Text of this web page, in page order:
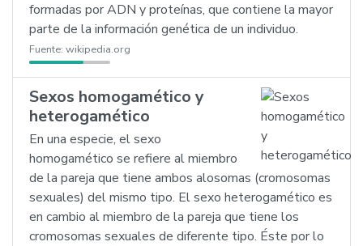
formadas por ADN y proteínas, que contiene la mayor
parte de la información genética de un individuo.
Fuente: wikipedia.org
Sexos homogamético y
heterogamético
En una especie, el sexo
homogamético se refiere al miembro
de la pareja que tiene ambos alosomas (cromosomas
sexuales) del mismo tipo. El sexo heterogamético es
en cambio al miembro de la pareja que tiene los
cromosomas sexuales de diferente tipo. Éste por lo